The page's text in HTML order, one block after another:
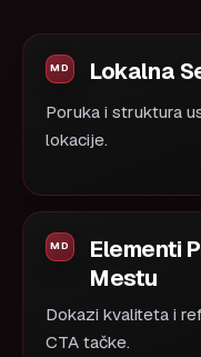
Lokalna
Poruka i struktura
lokacije.
Elementi
Mestu
Dokazi kvaliteta i
CTA tačke.